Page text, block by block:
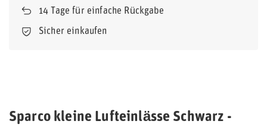
14 Tage für einfache Rückgabe
Sicher einkaufen
Sparco kleine Lufteinlässe Schwarz -